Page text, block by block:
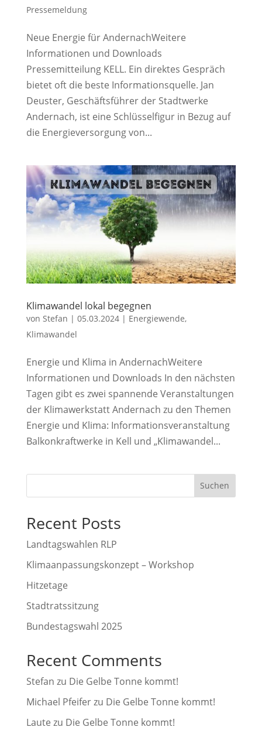
Pressemeldung
Neue Energie für AndernachWeitere
Informationen und Downloads
Pressemitteilung KELL. Ein direktes Gespräch
bietet oft die beste Informationsquelle. Jan
Deuster, Geschäftsführer der Stadtwerke
Andernach, ist eine Schlüsselfigur in Bezug auf
die Energieversorgung von...
Klimawandel lokal begegnen
von Stefan | 05.03.2024| Energiewende,
Klimawandel
Energie und Klima in AndernachWeitere
Informationen und Downloads In den nächsten
Tagen gibt es zwei spannende Veranstaltungen
der Klimawerkstatt Andernach zu den Themen
Energie und Klima: Informationsveranstaltung
Balkonkraftwerke in Kell und „Klimawandel...
Suchen
Recent Posts
Landtagswahlen RLP
Klimaanpassungskonzept – Workshop
Hitzetage
Stadtratssitzung
Bundestagswahl 2025
Recent Comments
Stefan zu Die Gelbe Tonne kommt!
Michael Pfeiferzu Die Gelbe Tonne kommt!
Laute zu Die Gelbe Tonne kommt!